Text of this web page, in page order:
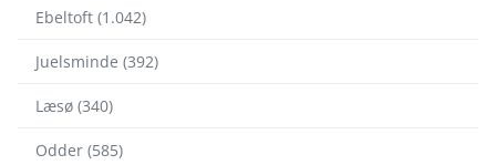
Ebeltoft (1.042)
Juelsminde (392)
Læsø (340)
Odder (585)